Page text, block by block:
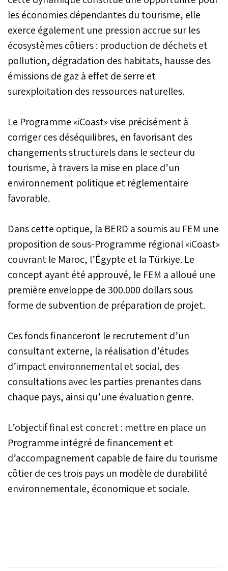
les économies dépendantes du tourisme, elle
exerce également une pression accrue sur les
écosystèmes côtiers : production de déchets et
pollution, dégradation des habitats, hausse des
émissions de gaz à effet de serre et
surexploitation des ressources naturelles.
Le Programme «iCoast» vise précisément à
corriger ces déséquilibres, en favorisant des
changements structurels dans le secteur du
tourisme, à travers la mise en place d’un
environnement politique et réglementaire
favorable.
Dans cette optique, la BERD a soumis au FEM une
proposition de sous-Programme régional «iCoast»
couvrant le Maroc, l’Égypte et la Türkiye. Le
concept ayant été approuvé, le FEM a alloué une
première enveloppe de 300.000 dollars sous
forme de subvention de préparation de projet.
Ces fonds financeront le recrutement d’un
consultant externe, la réalisation d’études
d’impact environnemental et social, des
consultations avec les parties prenantes dans
chaque pays, ainsi qu’une évaluation genre.
L’objectif final est concret : mettre en place un
Programme intégré de financement et
d’accompagnement capable de faire du tourisme
côtier de ces trois pays un modèle de durabilité
environnementale, économique et sociale.